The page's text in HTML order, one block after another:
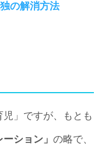
の解消方法
」ですが、もとも
ーション」の略で、